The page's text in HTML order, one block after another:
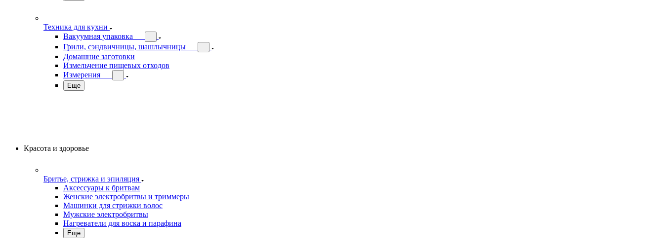
Техника для кухни
Вакуумная упаковка
Грили, сэндвичницы, шашлычницы
Домашние заготовки
Измельчение пищевых отходов
Измерения
Еще
Красота и здоровье
Бритье, стрижка и эпиляция
Аксессуары к бритвам
Женские электробритвы и триммеры
Машинки для стрижки волос
Мужские электробритвы
Нагреватели для воска и парафина
Еще